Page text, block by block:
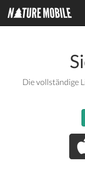
Die vollständige